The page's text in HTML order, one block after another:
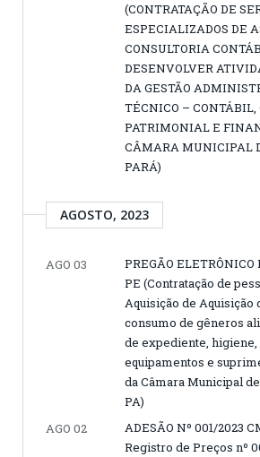
(CONTRATAÇÃO DE
ESPECIALIZADOS DE
CONSULTORIA
DESENVOLVER
DA GESTÃO
TÉCNICO –
PATRIMONIAL E
CÂMARA MUNICIPAL
PARÁ)
AGOSTO, 2023
AGO 03
PREGÃO
PE (Contratação de
Aquisição de Aquisição
consumo de gêneros
de expediente,
equipamentos e
da Câmara Municipal
PA)
AGO 02
ADESÃO Nº 001/2023
Registro de Preços nº